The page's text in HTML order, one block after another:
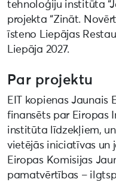
tehnoloģiju institūta
projekta “Zināt.
īsteno Liepājas
Liepāja 2027.
Par projektu
EIT kopienas Jaunais
finansēts par Eiropas
institūta līdzekļiem,
vietējās iniciatīvas un
Eiropas Komisijas
pamatvērtības –